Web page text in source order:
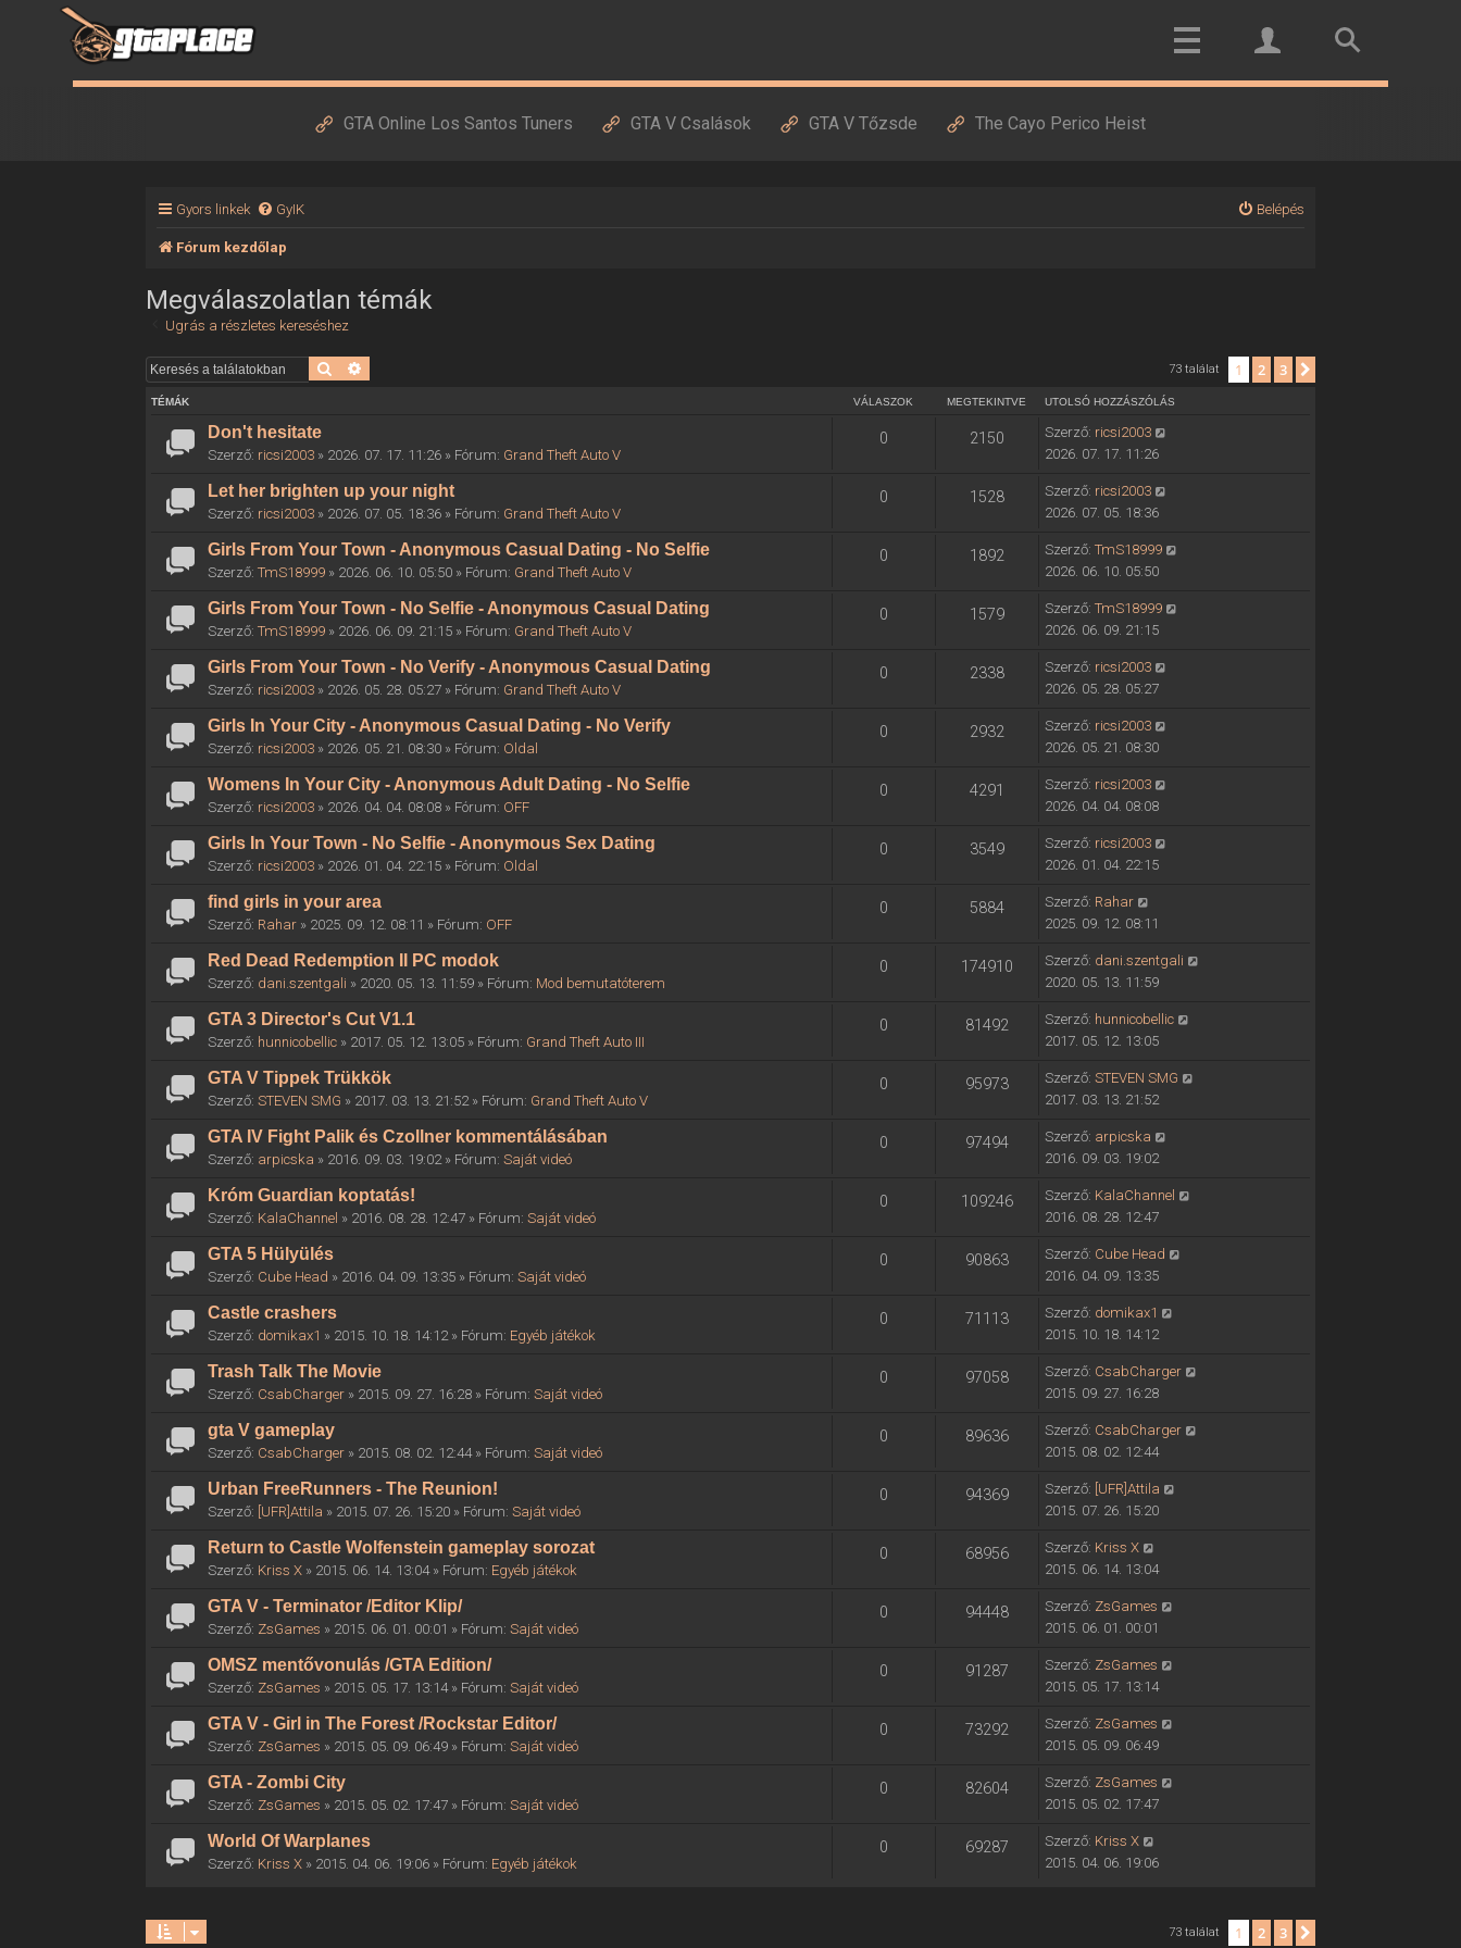
GTA Online Los Santos Tuners GTA V Csalások GTA V Tőzsde The Cayo Perico Heist
Gyors linkek GyIK Belépés
Fórum kezdőlap
Megválaszolatlan témák
Ugrás a részletes kereséshez
Keresés 73 találat 1 2 3
TÉMÁK VÁLASZOK MEGTEKINTVE UTOLSÓ HOZZÁSZÓLÁS
Don't hesitate
Szerző: ricsi2003 » 2026. 07. 17. 11:26 » Fórum: Grand Theft Auto V
0 2150 Szerző: ricsi2003
2026. 07. 17. 11:26
Let her brighten up your night
Szerző: ricsi2003 » 2026. 07. 05. 18:36 » Fórum: Grand Theft Auto V
0 1528 Szerző: ricsi2003
2026. 07. 05. 18:36
Girls From Your Town - Anonymous Casual Dating - No Selfie
Szerző:TmS18999 » 2026. 06. 10. 05:50 » Fórum: Grand Theft Auto V
0 1892 Szerző: TmS18999
2026. 06. 10. 05:50
Girls From Your Town - No Selfie - Anonymous Casual Dating
Szerző:TmS18999 » 2026. 06. 09. 21:15 » Fórum: Grand Theft Auto V
0 1579 Szerző: TmS18999
2026. 06. 09. 21:15
Girls From Your Town - No Verify - Anonymous Casual Dating
Szerző: ricsi2003 » 2026. 05. 28. 05:27 » Fórum: Grand Theft Auto V
0 2338 Szerző: ricsi2003
2026. 05. 28. 05:27
Girls In Your City - Anonymous Casual Dating - No Verify
Szerző: ricsi2003 » 2026. 05. 21. 08:30 » Fórum: Oldal
0 2932 Szerző: ricsi2003
2026. 05. 21. 08:30
Womens In Your City - Anonymous Adult Dating - No Selfie
Szerző: ricsi2003 » 2026. 04. 04. 08:08 » Fórum: OFF
0 4291 Szerző: ricsi2003
2026. 04. 04. 08:08
Girls In Your Town - No Selfie - Anonymous Sex Dating
Szerző: ricsi2003 » 2026. 01. 04. 22:15 » Fórum: Oldal
0 3549 Szerző: ricsi2003
2026. 01. 04. 22:15
find girls in your area
Szerző: Rahar » 2025. 09. 12. 08:11 » Fórum: OFF
0 5884 Szerző: Rahar
2025. 09. 12. 08:11
Red Dead Redemption II PC modok
Szerző: dani.szentgali » 2020. 05. 13. 11:59 » Fórum: Mod bemutatóterem
0 174910 Szerző: dani.szentgali
2020. 05. 13. 11:59
GTA 3 Director's Cut V1.1
Szerző: hunnicobellic » 2017. 05. 12. 13:05 » Fórum: Grand Theft Auto III
0 81492 Szerző: hunnicobellic
2017. 05. 12. 13:05
GTA V Tippek Trükkök
Szerző:STEVEN SMG » 2017. 03. 13. 21:52 » Fórum: Grand Theft Auto V
0 95973 Szerző: STEVEN SMG
2017. 03. 13. 21:52
GTA IV Fight Palik és Czollner kommentálásában
Szerző: arpicska » 2016. 09. 03. 19:02 » Fórum:Saját videó
0 97494 Szerző: arpicska
2016. 09. 03. 19:02
Króm Guardian koptatás!
Szerző: KalaChannel » 2016. 08. 28. 12:47 » Fórum:Saját videó
0 109246 Szerző: KalaChannel
2016. 08. 28. 12:47
GTA 5 Hülyülés
Szerző: Cube Head » 2016. 04. 09. 13:35 » Fórum:Saját videó
0 90863 Szerző: Cube Head
2016. 04. 09. 13:35
Castle crashers
Szerző: domikax1 » 2015. 10. 18. 14:12 » Fórum: Egyéb játékok
0 71113 Szerző: domikax1
2015. 10. 18. 14:12
Trash Talk The Movie
Szerző: CsabCharger » 2015. 09. 27. 16:28 » Fórum:Saját videó
0 97058 Szerző: CsabCharger
2015. 09. 27. 16:28
gta V gameplay
Szerző: CsabCharger » 2015. 08. 02. 12:44 » Fórum:Saját videó
0 89636 Szerző: CsabCharger
2015. 08. 02. 12:44
Urban FreeRunners - The Reunion!
Szerző: [UFR]Attila » 2015. 07. 26. 15:20 » Fórum:Saját videó
0 94369 Szerző: [UFR]Attila
2015. 07. 26. 15:20
Return to Castle Wolfenstein gameplay sorozat
Szerző: Kriss X » 2015. 06. 14. 13:04 » Fórum: Egyéb játékok
0 68956 Szerző: Kriss X
2015. 06. 14. 13:04
GTA V - Terminator /Editor Klip/
Szerző: ZsGames » 2015. 06. 01. 00:01 » Fórum:Saját videó
0 94448 Szerző: ZsGames
2015. 06. 01. 00:01
OMSZ mentővonulás /GTA Edition/
Szerző: ZsGames » 2015. 05. 17. 13:14 » Fórum:Saját videó
0 91287 Szerző: ZsGames
2015. 05. 17. 13:14
GTA V - Girl in The Forest /Rockstar Editor/
Szerző: ZsGames » 2015. 05. 09. 06:49 » Fórum:Saját videó
0 73292 Szerző: ZsGames
2015. 05. 09. 06:49
GTA - Zombi City
Szerző: ZsGames » 2015. 05. 02. 17:47 » Fórum:Saját videó
0 82604 Szerző: ZsGames
2015. 05. 02. 17:47
World Of Warplanes
Szerző: Kriss X » 2015. 04. 06. 19:06 » Fórum: Egyéb játékok
0 69287 Szerző: Kriss X
2015. 04. 06. 19:06
73 találat 1 2 3